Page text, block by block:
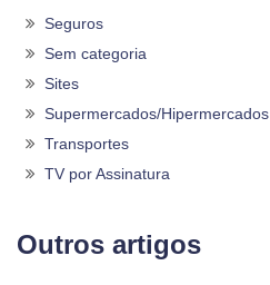
Seguros
Sem categoria
Sites
Supermercados/Hipermercados
Transportes
TV por Assinatura
Outros artigos